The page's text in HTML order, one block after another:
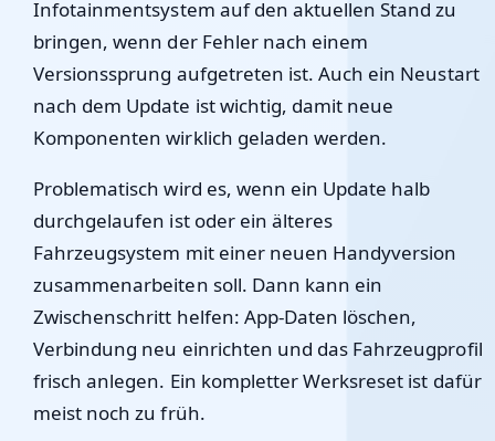
Infotainmentsystem auf den aktuellen Stand zu
bringen, wenn der Fehler nach einem
Versionssprung aufgetreten ist. Auch ein Neustart
nach dem Update ist wichtig, damit neue
Komponenten wirklich geladen werden.
Problematisch wird es, wenn ein Update halb
durchgelaufen ist oder ein älteres
Fahrzeugsystem mit einer neuen Handyversion
zusammenarbeiten soll. Dann kann ein
Zwischenschritt helfen: App-Daten löschen,
Verbindung neu einrichten und das Fahrzeugprofil
frisch anlegen. Ein kompletter Werksreset ist dafür
meist noch zu früh.